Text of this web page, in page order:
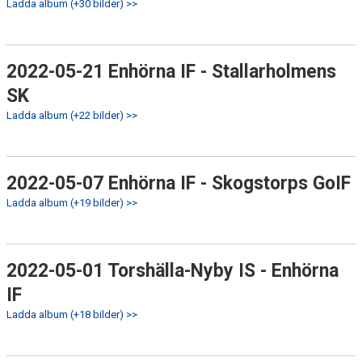
Ladda album (+30 bilder) >>
2022-05-21 Enhörna IF - Stallarholmens
SK
Ladda album (+22 bilder) >>
2022-05-07 Enhörna IF - Skogstorps GoIF
Ladda album (+19 bilder) >>
2022-05-01 Torshälla-Nyby IS - Enhörna
IF
Ladda album (+18 bilder) >>